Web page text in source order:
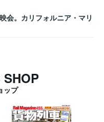
会。カリフォルニア・マリ
SHOP
ップ